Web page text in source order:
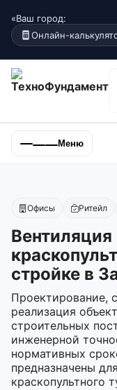
«Ваш город:
Онлайн-
Меню
Офисы Ритейл
стройке в
Проектирование,
реализация
строительных
инженерной
нормативных
предназначены
краскопультного